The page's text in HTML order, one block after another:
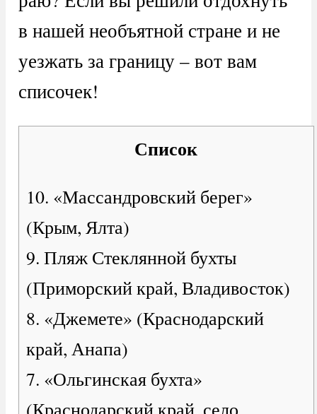
в нашей необъятной стране и не
уезжать за границу – вот вам
списочек!
Список
10. «Массандровский берег»
(Крым, Ялта)
9. Пляж Стеклянной бухты
(Приморский край, Владивосток)
8. «Джемете» (Краснодарский
край, Анапа)
7. «Ольгинская бухта»